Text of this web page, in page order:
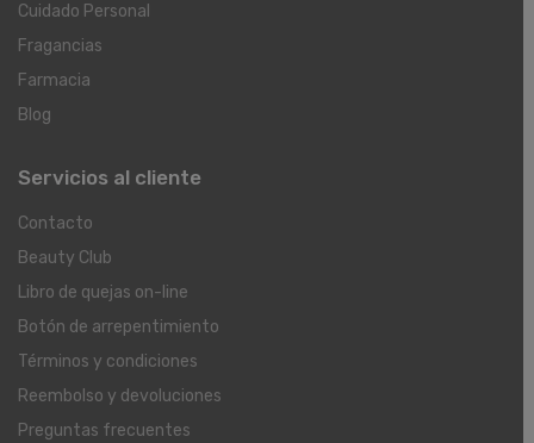
Cuidado Personal
Fragancias
Farmacia
Blog
Servicios al cliente
Contacto
Beauty Club
Libro de quejas on-line
Botón de arrepentimiento
Términos y condiciones
Reembolso y devoluciones
Preguntas frecuentes